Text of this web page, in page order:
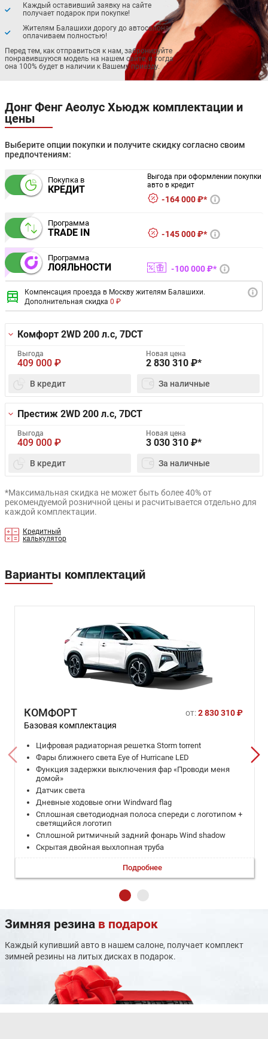
Каждый оставивший заявку на сайте
получает подарок при покупке!
Жителям Балашихи дорогу до автосалона
оплачиваем полностью!
Перед тем, как отправиться к нам, забронируйте
понравившуюся модель на нашем сайте, и тогда
она 100% будет в наличии к Вашему приезду.
Донг Фенг Аеолус Хьюдж комплектации и
цены
Выберите опции покупки и получите скидку согласно своим
предпочтениям:
Покупка в
КРЕДИТ
Выгода при оформлении покупки
авто в кредит
164 000 ₽*
Программа
TRADE IN 145 000 ₽*
Программа
ЛОЯЛЬНОСТИ 100 000 ₽*
Компенсация проезда в Москву жителям Балашихи.
Дополнительная скидка 0 ₽
Комфорт 2WD 200 л.с, 7DCT
Выгода
409 000 ₽
Новая цена
2 830 310 ₽*
В кредит За наличные
Престиж 2WD 200 л.с, 7DCT
Выгода
409 000 ₽
Новая цена
3 030 310 ₽*
В кредит За наличные
*Максимальная скидка не может быть более 40% от
рекомендуемой розничной цены и расчитывается отдельно для
каждой комплектации.
Кредитный
калькулятор
Варианты комплектаций
КОМФОРТ от:2 830 310 ₽
Базовая комплектация
Цифровая радиаторная решетка Storm torrent
Фары ближнего света Eye of Hurricane LED
Функция задержки выключения фар «Проводи меня
домой»
Датчик света
Дневные ходовые огни Windward flag
Сплошная светодиодная полоса спереди с логотипом +
светящийся логотип
Сплошной ритмичный задний фонарь Wind shadow
Скрытая двойная выхлопная труба
Многофункциональный руль с регулировкой по высоте и
вылету - Кожа+регулировка в 4 направлениях
Электронный селектор переключения передач
8 - дюймовый ЖК-дисплей приборной панели
HD
электрическим люком
Электросдвижная солнцезащитная шторка панорамной
Подогрев рулевого колеса
Подогрев форсунок стеклоомывателя лобового стекла
Система бесключевого доступа для водителя
Подробнее
Зимняя резина в подарок
Каждый купивший авто в нашем салоне, получает комплект
зимней резины на литых дисках в подарок.